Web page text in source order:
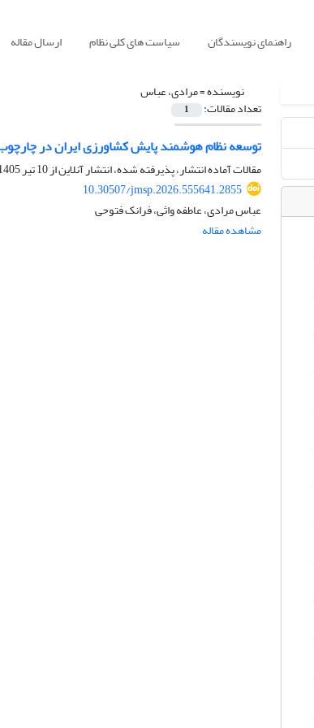
راهنمای نویسندگان سیاست های کلی نظام ارسال مقاله
نویسنده =مرادی، عباس
تعداد مقالات: 1
توسعه نظام هوشمند پایش کشاورزی ایران در
مقالات آماده انتشار، پذیرفته شده، انتشار آنلاین از10 تیر 1405
10.30507/jmsp.2026.555641.2855
عباس مرادی، عاطفه واثی، فرانک فتوحی
مشاهده مقاله